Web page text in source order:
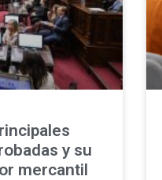
y su
mercantil